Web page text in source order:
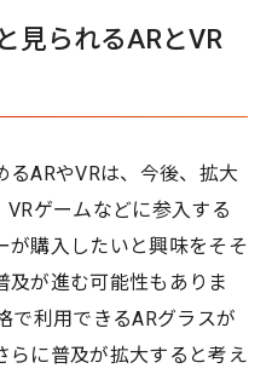
見られるARとVR
ARやVRは、今後、拡大
ゲームなどに参入する
が購入したいと興味をそそ
及が進む可能性もありま
で利用できるARグラスが
らに普及が拡大すると考え